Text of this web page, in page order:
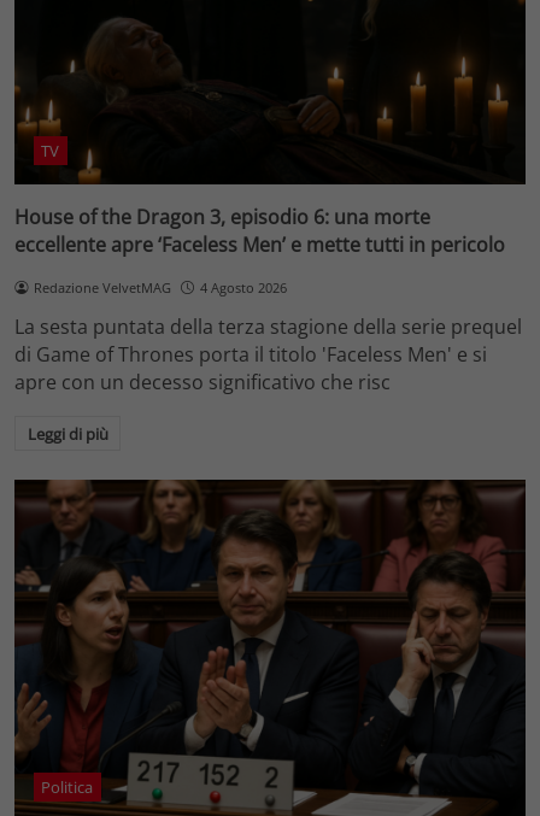
TV
House of the Dragon 3, episodio 6: una morte
eccellente apre ‘Faceless Men’ e mette tutti in pericolo
Redazione VelvetMAG 4 Agosto 2026
La sesta puntata della terza stagione della serie prequel
di Game of Thrones porta il titolo 'Faceless Men' e si
apre con un decesso significativo che risc
Leggi di più
Politica